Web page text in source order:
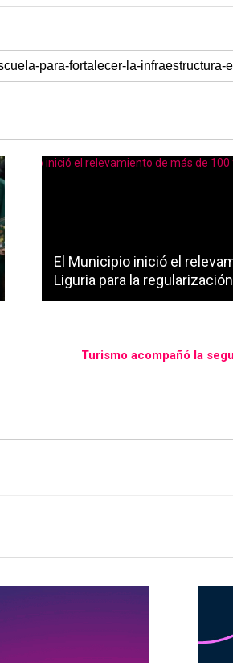
El Municipio inició el
Liguria para la
Turismo acompañó la